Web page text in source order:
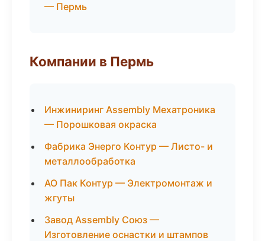
— Пермь
Компании в Пермь
Инжиниринг Assembly Мехатроника
— Порошковая окраска
Фабрика Энерго Контур — Листо- и
металлообработка
АО Пак Контур — Электромонтаж и
жгуты
Завод Assembly Союз —
Изготовление оснастки и штампов